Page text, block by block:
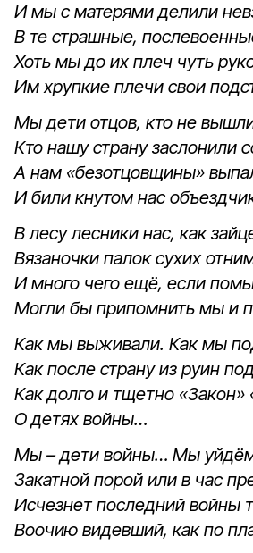
И мы с матерями делили
В те страшные,
Хоть мы до их плеч чуть
Им хрупкие плечи свои
Мы дети отцов, кто не
Кто нашу страну заслонили
А нам «безотцовщины»
И били кнутом нас
В лесу лесники нас, как
Вязаночки палок сухих
И много чего ещё, если
Могли бы припомнить мы и
Как мы выживали. Как мы
Как после страну из руин
Как долго и тщетно «Закон»
О детях войны…
Мы – дети войны… Мы
Закатной порой или в час
Исчезнет последний войны
Воочию видевший, как по